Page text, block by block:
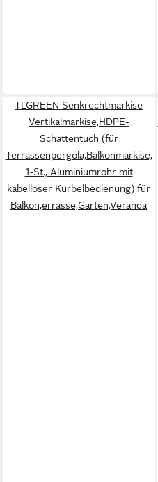
TLGREEN Senkrechtmarkise
Vertikalmarkise,HDPE-
Schattentuch (für
Terrassenpergola,Balkonmarkise,
1-St., Aluminiumrohr mit
kabelloser Kurbelbedienung) für
Balkon,errasse,Garten,Veranda